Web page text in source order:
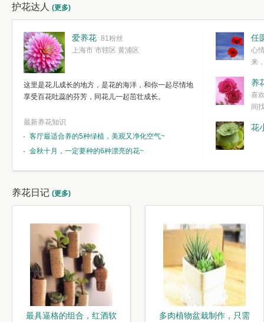
护花达人 (更多)
爱养花 81粉丝
上海市 市辖区 黄浦区
这里是花儿成长的地方，是花的海洋，和你一起尽情地
享受百花吐蕊的芬芳，同花儿一起茁壮成长。
最新养花知识
客厅最适合养的5种绿植，美观又净化空气~
金秋十月，一定要种的6种漂亮的花~
任
心
来
简单愉快的心
我们自己复杂
养
喜
间
花
养花日记 (更多)
最具逼格的组合，红酒软
多肉植物盆栽制作，只需